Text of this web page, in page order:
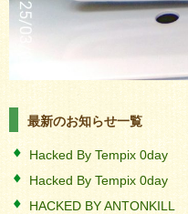
最新のお知らせ一覧
Hacked By Tempix 0day
Hacked By Tempix 0day
HACKED BY ANTONKILL